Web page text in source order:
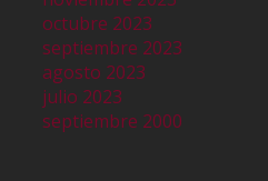
octubre 2023
septiembre 2023
agosto 2023
julio 2023
septiembre 2000